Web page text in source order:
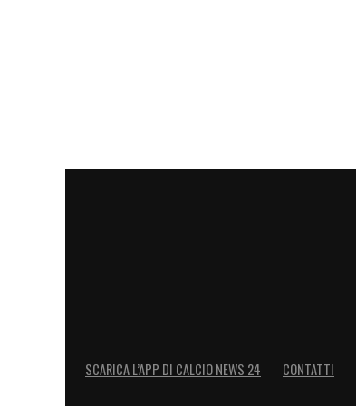
SCARICA L’APP DI CALCIO NEWS 24 CONTATTI